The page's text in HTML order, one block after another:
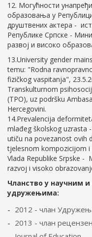
12. Могућности
образовања у
друштвених актера -
Републике Српске -
развој и високо
13.University gender
temu: "Rodna
fizičkog vaspitanja",
Transkulturnom
(TPO), uz podršku
Hercegovini.
14.Prevalencija
mlađeg školskog uzrasta
utiču na povezanost ovih
tjelesnom kompozicijom
Vlada Republike Srpske -
razvoj i visoko
Чланство у научним
удружењима:
2012 - члан
2013 - члан